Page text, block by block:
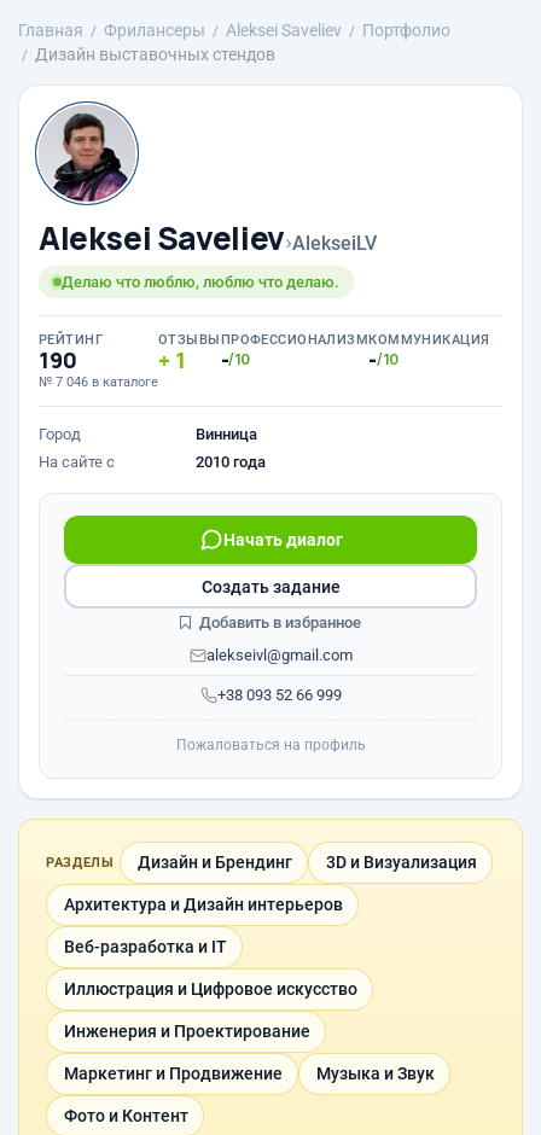
Главная Фрилансеры Aleksei Saveliev
Портфолио
Дизайн выставочных стендов
Aleksei Saveliev›AlekseiLV
Делаю что люблю, люблю что делаю.
РЕЙТИНГ
190
№ 7 046 в каталоге
ОТЗЫВЫ
1
ПРОФЕССИОНАЛИЗМ
-/10
КОММУНИКАЦИЯ
-/10
Город
Винница
На сайте с
2010 года
+38 093 52 66 999
Начать диалог
alekseivl@gmail.com
Создать задание
Добавить в избранное
Пожаловаться на профиль
РАЗДЕЛЫ Дизайн и Брендинг 3D и Визуализация
Архитектура и Дизайн интерьеров
Веб-разработка и IT
Иллюстрация и Цифровое искусство
Инженерия и Проектирование
Маркетинг и Продвижение Музыка и Звук
Фото и Контент